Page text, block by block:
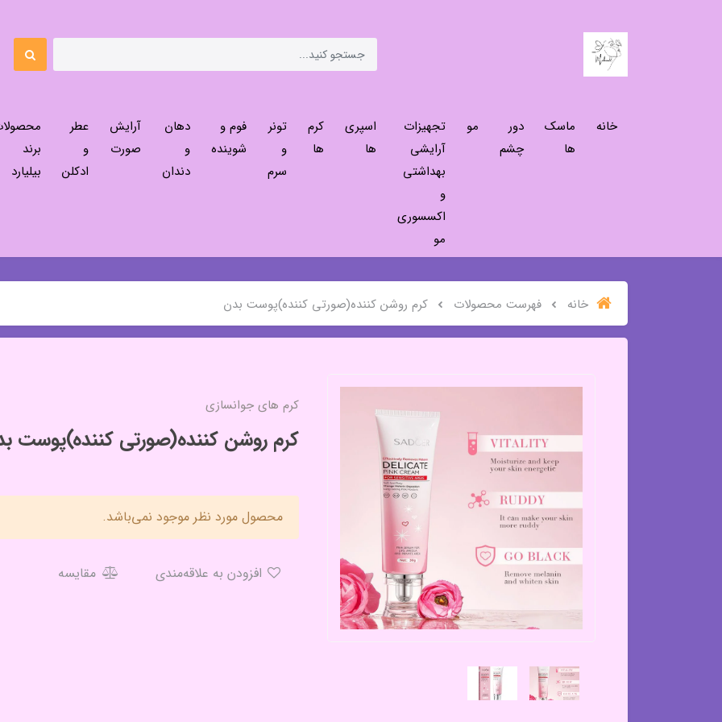
خانه
ماسک
ها
دور
چشم
مو
تجهیزات
آرایشی
بهداشتی
و
اکسسوری
مو
اسپری
ها
کرم
ها
تونر
و
سرم
فوم و
شوینده
دهان
و
دندان
آرایش
صورت
عطر
و
ادکلن
برند
بیلیارد
خانه فهرست محصولات کرم روشن کننده(صورتی کننده)پوست بدن
کرم های جوانسازی
کرم روشن کننده(صورتی کننده)پوست
محصول مورد نظر موجود نمی‌باشد.
مقایسه